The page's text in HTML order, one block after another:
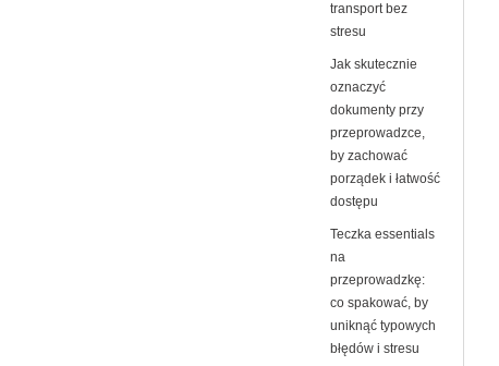
transport bez
stresu
Jak skutecznie
oznaczyć
dokumenty przy
przeprowadzce,
by zachować
porządek i łatwość
dostępu
Teczka essentials
na
przeprowadzkę:
co spakować, by
uniknąć typowych
błędów i stresu